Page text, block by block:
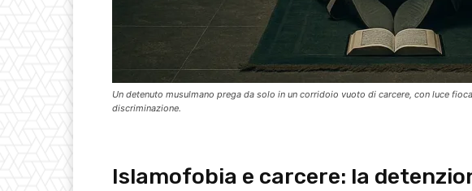
Un detenuto musulmano prega da solo in un corridoio vuoto di carcere, con luce
discriminazione.
Islamofobia e carcere: la